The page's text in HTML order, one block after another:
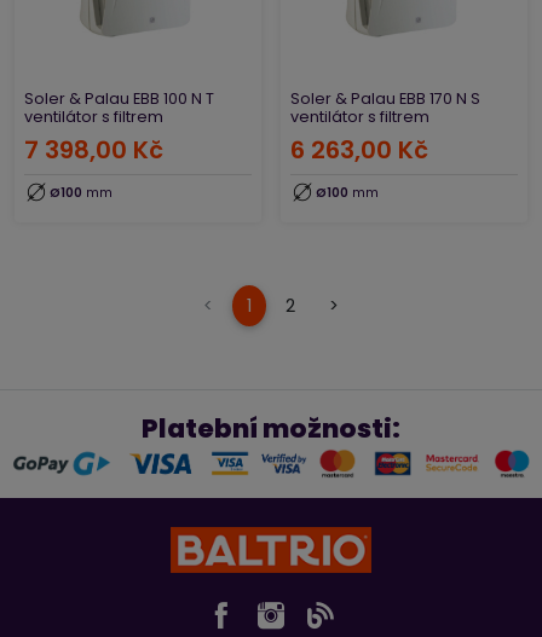
Soler & Palau EBB 100 N T
ventilátor s filtrem
7 398,00 Kč
Ø100 mm
Soler & Palau EBB 170 N S
ventilátor s filtrem
6 263,00 Kč
Ø100 mm
< 1 (current)
2 >
Platební možnosti: